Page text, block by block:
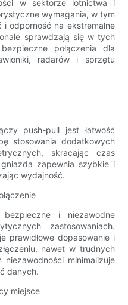
w sektorze lotnictwa i
wymagania, w tym
i odporność na ekstremalne
sprawdzają się w tych
połączenia dla
radarów i sprzętu
push-pull jest łatwość
stosowania dodatkowych
skracając czas
zapewnia szybkie i
wydajność.
bezpieczne i niezawodne
zastosowaniach.
prawidłowe dopasowanie i
nawet w trudnych
minimalizuje
danych.
miejsce